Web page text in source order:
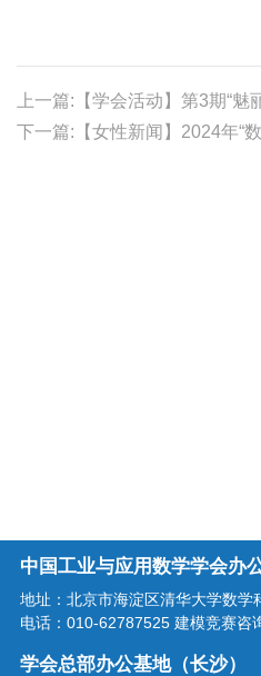
上一篇:【学会活动】第3期“
中国工业与应用数学学会办
地址：北京市海淀区清华大学数学
电话：010-62787525 建模竞赛咨
学会总部办公基地（长沙）